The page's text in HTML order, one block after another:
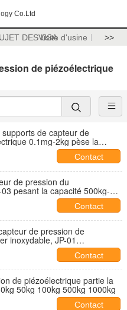
Co.Ltd
DES USAVisite d'usine >>
de piézoélectrique
de capteur de
0.1mg-2kg pèse la
Contact
de pression du
pesant la capacité 500kg-
Contact
de pression de
inoxydable, JP-01
de jonction
Contact
de piézoélectrique partie la
50kg 100kg 500kg 1000kg
Contact